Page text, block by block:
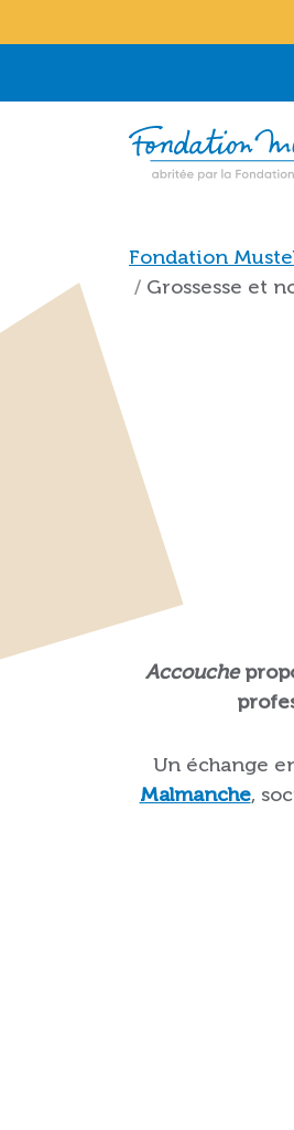
Fil d'Ariane
Fondation
Grossesse et
Accouche
Un échange
Malmanche,